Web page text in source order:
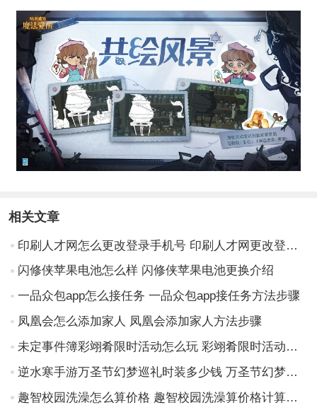
相关文章
印刷人才网怎么更改登录手机号 印刷人才网更改登录手机号方法步骤
闪修侠苹果电池怎么样 闪修侠苹果电池更换介绍
一品众包app怎么接任务 一品众包app接任务方法步骤
凤凰会怎么添加家人 凤凰会添加家人方法步骤
未定事件簿彩翊肴限时活动怎么玩 彩翊肴限时活动玩法介绍
逆水寒手游万圣节幻梦巡礼时装多少钱 万圣节幻梦巡礼时装分享介绍
趣智校园洗澡怎么算价格 趣智校园洗澡算价格计算方法介绍